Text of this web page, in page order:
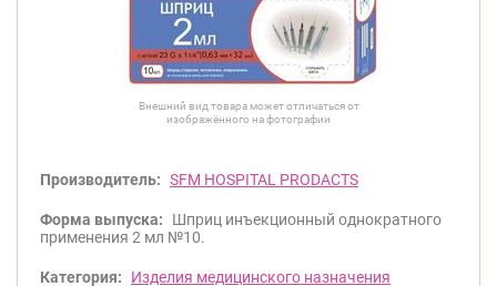
Внешний вид товара может отличаться от
изображённого на фотографии
Производитель: SFM HOSPITAL PRODACTS
Форма выпуска:
Шприц инъекционный однократного
применения 2 мл №10.
Категория: Изделия медицинского назначения